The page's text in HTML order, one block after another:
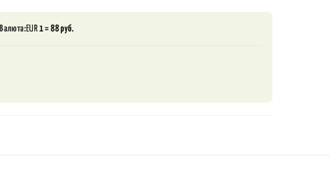
Валюта EUR 1 = 88 руб.